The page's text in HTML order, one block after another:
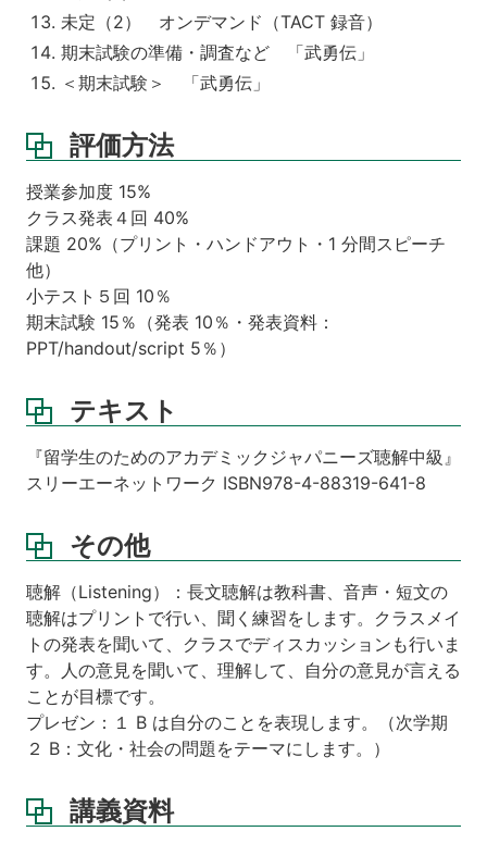
未定（2） オンデマンド（TACT 録音）
期末試験の準備・調査など 「武勇伝」
＜期末試験＞ 「武勇伝」
評価方法
授業参加度 15%
クラス発表４回 40%
課題 20%（プリント・ハンドアウト・1 分間スピーチ
他）
小テスト５回 10％
期末試験 15％（発表 10％・発表資料：
PPT/handout/script 5％）
テキスト
『留学生のためのアカデミックジャパニーズ聴解中級』
スリーエーネットワーク ISBN978-4-88319-641-8
その他
聴解（Listening）：長文聴解は教科書、音声・短文の
聴解はプリントで行い、聞く練習をします。クラスメイ
トの発表を聞いて、クラスでディスカッションも行いま
す。人の意見を聞いて、理解して、自分の意見が言える
ことが目標です。
プレゼン：１ B は自分のことを表現します。（次学期
２ B：文化・社会の問題をテーマにします。）
講義資料